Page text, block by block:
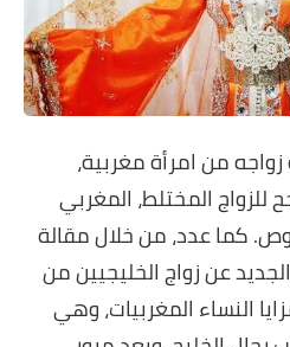
من امرأة مغربية،
للزواج المختلط، المغربي
كما عدد، من خلال مقالة
عن زواج الخليجيين من
النساء المغربيات، وهي